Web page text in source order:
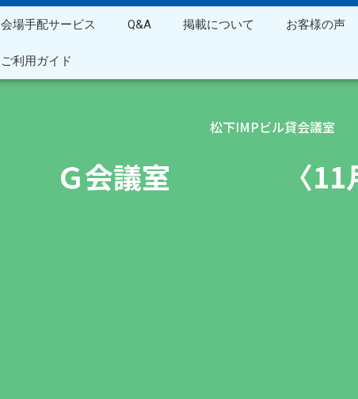
会場手配サービス Q&A 掲載について お客様の声
ご利用ガイド
松下IMPビル貸会議室
Ｇ会議室 〈11月